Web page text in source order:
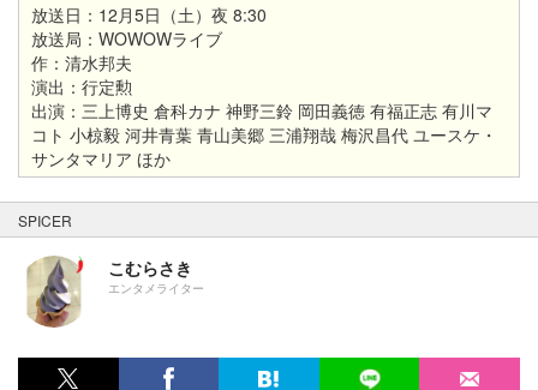
放送日：12月5日（土）夜 8:30
放送局：WOWOWライブ
作：清水邦夫
演出：行定勲
出演：三上博史 倉科カナ 神野三鈴 岡田義徳 有福正志 有川マ
コト 小椋毅 河井青葉 青山美郷 三浦翔哉 梅沢昌代 ユースケ・
サンタマリア ほか
SPICER
こむらさき
エンタメライター